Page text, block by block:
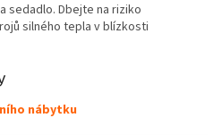
sedadlo. Dbejte na riziko
silného tepla v blízkosti
nábytku